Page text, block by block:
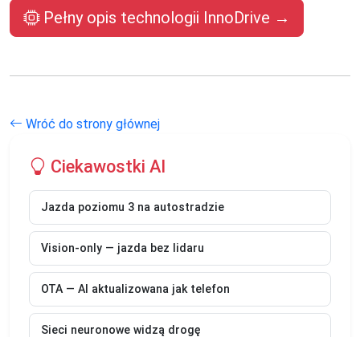
Pełny opis technologii InnoDrive →
Wróć do strony głównej
Ciekawostki AI
Jazda poziomu 3 na autostradzie
Vision-only — jazda bez lidaru
OTA — AI aktualizowana jak telefon
Sieci neuronowe widzą drogę